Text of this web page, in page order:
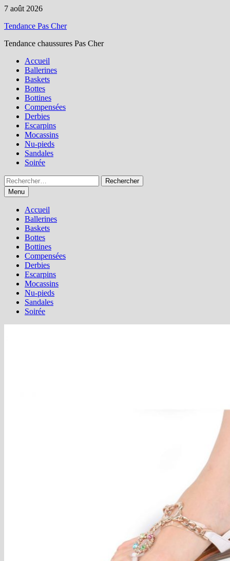
Passer
contenu
7 août 2026
Tendance Pas Cher
Tendance chaussures Pas Cher
Accueil
Ballerines
Baskets
Bottes
Bottines
Compensées
Derbies
Escarpins
Mocassins
Nu-pieds
Sandales
Soirée
Rechercher :
Menu
Accueil
Ballerines
Baskets
Bottes
Bottines
Compensées
Derbies
Escarpins
Mocassins
Nu-pieds
Sandales
Soirée